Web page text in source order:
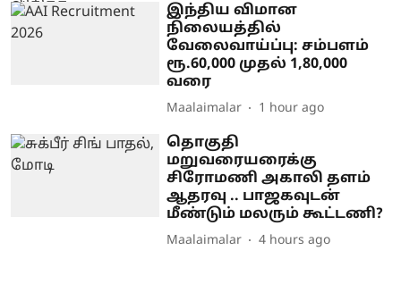
இந்திய விமான
நிலையத்தில்
வேலைவாய்ப்பு: சம்பளம்
ரூ.60,000 முதல் 1,80,000
வரை
Maalaimalar 1 hour ago
தொகுதி
மறுவரையரைக்கு
சிரோமணி அகாலி தளம்
ஆதரவு .. பாஜகவுடன்
மீண்டும் மலரும் கூட்டணி?
Maalaimalar 4 hours ago